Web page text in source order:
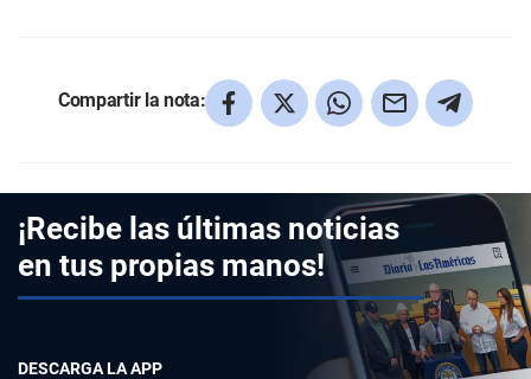
Compartir la nota:
¡Recibe las últimas noticias
en tus propias manos!
DESCARGA LA APP